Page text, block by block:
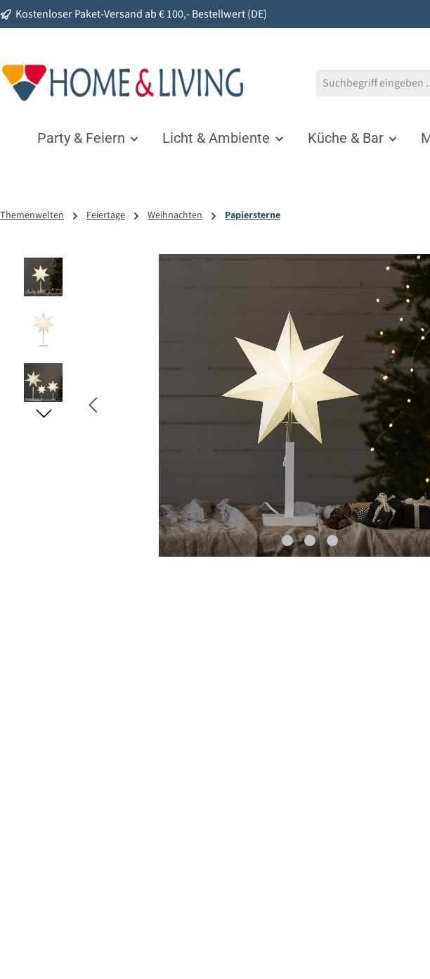
Zur Hauptnavigation springen
Kostenloser Paket-Versand ab € 100,- Bestellwert (DE)
Party & Feiern Licht & Ambiente Küche & Bar
Themenwelten Feiertage Weihnachten Papiersterne
Bildergalerie überspringen